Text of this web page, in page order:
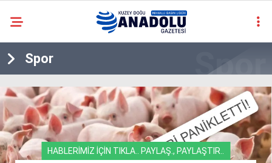
casino
siteleri
bonusu
veren
siteler
deneme
bonusu
veren
Spor
HABLERİMİZ İÇİN TIKLA.. PAYLAŞ., PAYLAŞTIR..